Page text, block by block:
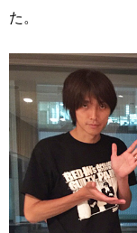
た。